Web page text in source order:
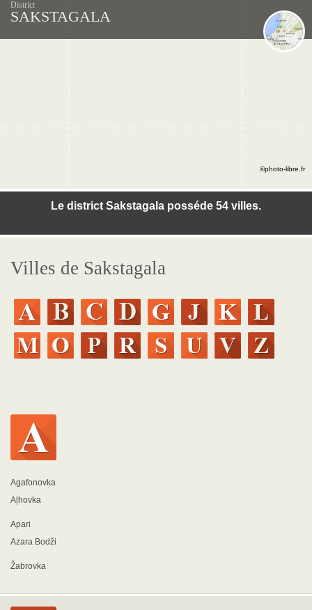
District
SAKSTAGALA
Le district Sakstagala posséde 54 villes.
©photo-libre.fr
Villes de Sakstagala
Agafonovka
Aļhovka
Apari
Azara Bodži
Žabrovka